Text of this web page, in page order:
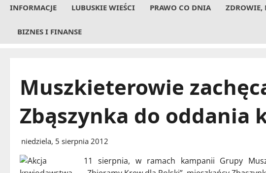
INFORMACJE LUBUSKIE WIEŚCI PRAWO CO DNIA ZDROWIE,
BIZNES I FINANSE
Muszkieterowie
Zbąszynka do oddania
niedziela, 5 sierpnia 2012
11 sierpnia, w ramach kampanii Grupy